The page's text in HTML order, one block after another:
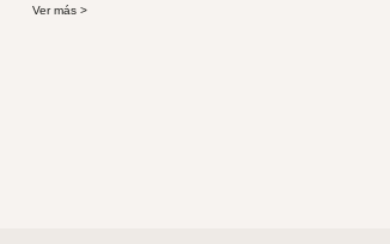
Ver más >